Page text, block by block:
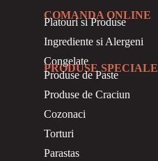
COMANDA ONLINE
Platouri si Produse
Ingrediente si Alergeni
Congelate
PRODUSE SPECIALE
Produse de Paste
Produse de Craciun
Cozonaci
Torturi
Parastas